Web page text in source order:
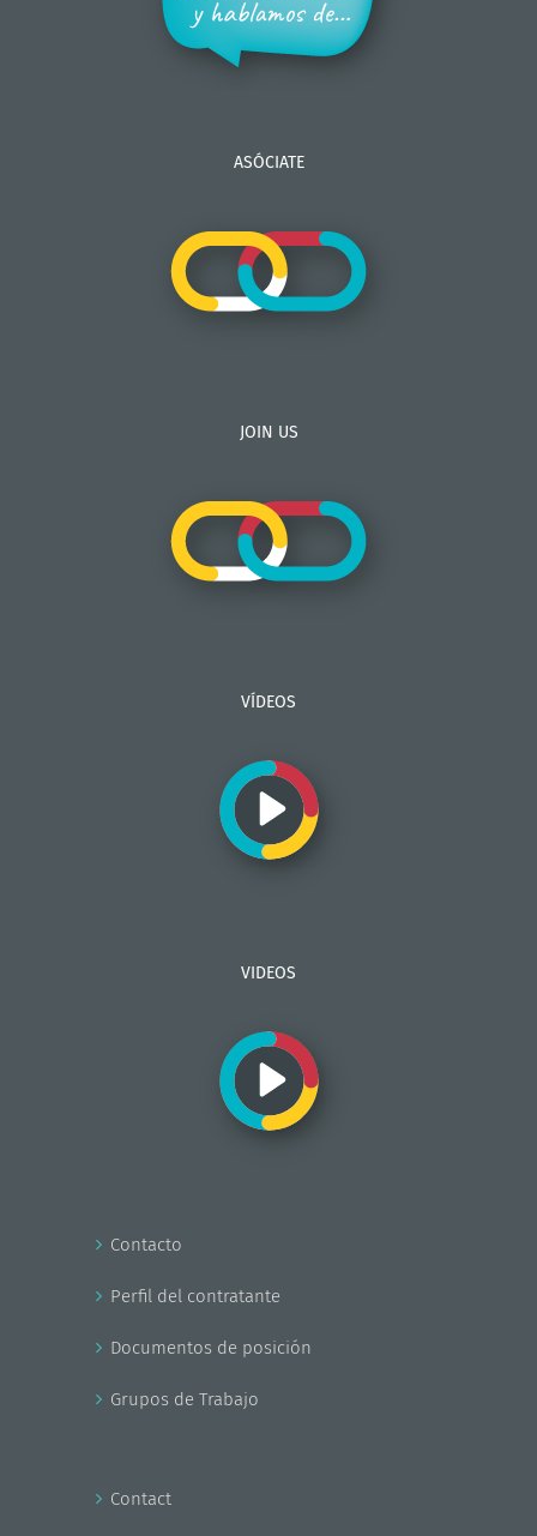
ASÓCIATE
JOIN US
VÍDEOS
VIDEOS
Contacto
Perfil del contratante
Documentos de posición
Grupos de Trabajo
Contact